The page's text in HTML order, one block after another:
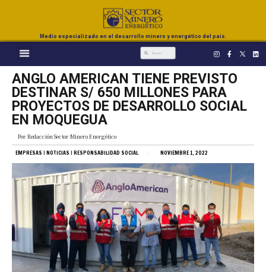
Medio especializado en el desarrollo minero y energético del país.
ANGLO AMERICAN TIENE PREVISTO
DESTINAR S/ 650 MILLONES PARA
PROYECTOS DE DESARROLLO SOCIAL
EN MOQUEGUA
Por Redacción Sector Minero Energético
EMPRESAS | NOTICIAS | RESPONSABILIDAD SOCIAL NOVIEMBRE 1, 2022